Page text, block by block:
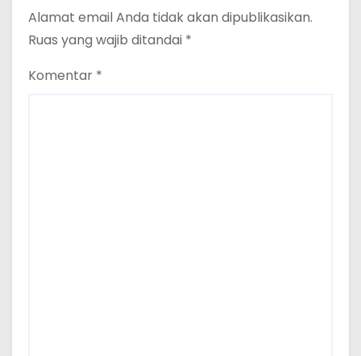
Alamat email Anda tidak akan dipublikasikan.
Ruas yang wajib ditandai *
Komentar *